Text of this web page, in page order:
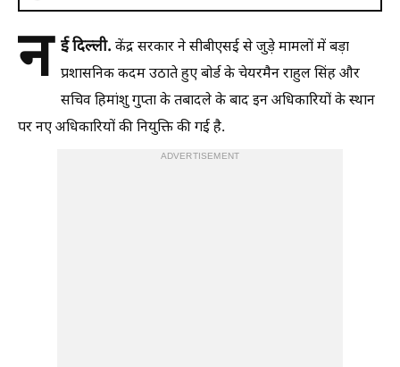
न ई दिल्ली. केंद्र सरकार ने सीबीएसई से जुड़े मामलों में बड़ा
प्रशासनिक कदम उठाते हुए बोर्ड के चेयरमैन राहुल सिंह और
सचिव हिमांशु गुप्ता के तबादले के बाद इन अधिकारियों के स्थान
पर नए अधिकारियों की नियुक्ति की गई है.
ADVERTISEMENT